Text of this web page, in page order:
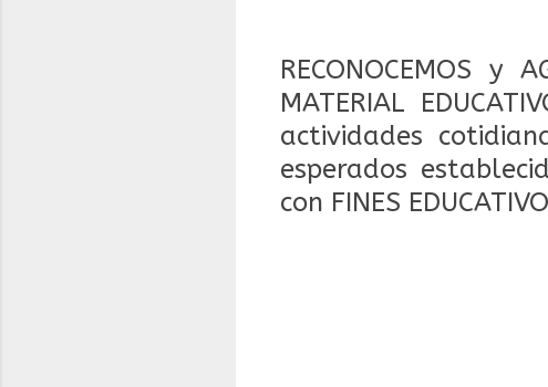
RECONOCEMOS y
MATERIAL
actividades
esperados
con FINES